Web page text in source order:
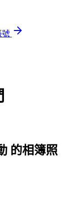
號
的相簿照